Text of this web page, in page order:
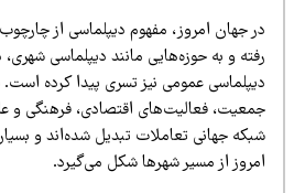
جهان امروز، مفهوم دیپلماسی از چارچوب
و به حوزه‌هایی مانند دیپلماسی شهری،
عمومی نیز تسری پیدا کرده است. شهرها
فعالیت‌های اقتصادی، فرهنگی و علمی،
جهانی تعاملات تبدیل شده‌اند و بسیاری از
از مسیر شهرها شکل می‌گیرد.